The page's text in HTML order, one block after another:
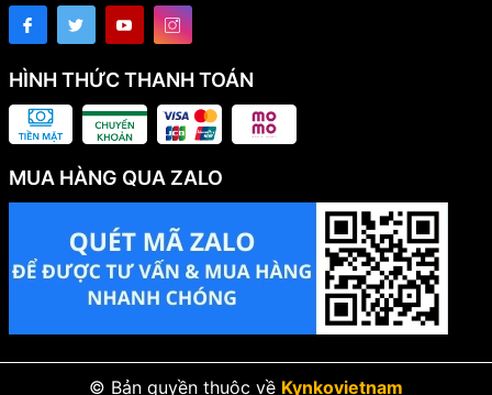
HÌNH THỨC THANH TOÁN
MUA HÀNG QUA ZALO
© Bản quyền thuộc về Kynkovietnam